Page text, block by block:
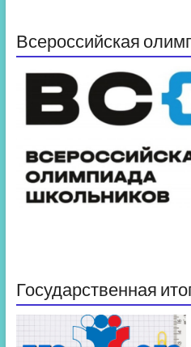
Всероссийская
Государственная